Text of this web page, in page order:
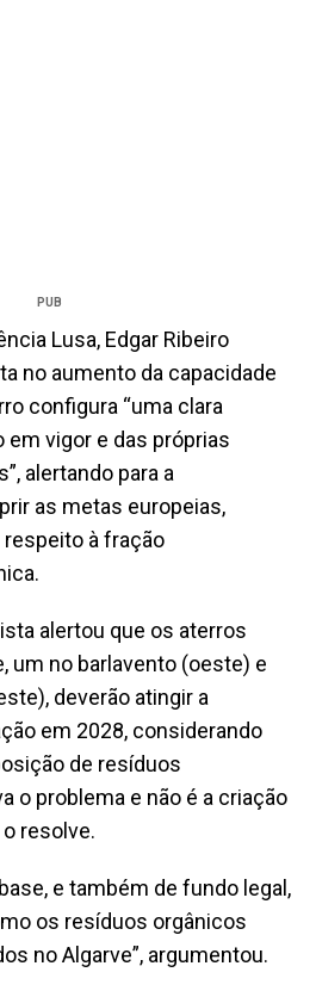
PUB
Lusa, Edgar Ribeiro
no aumento da capacidade
configura “uma clara
em vigor e das próprias
alertando para a
as metas europeias,
à fração
alertou que os aterros
um no barlavento (oeste) e
deverão atingir a
em 2028, considerando
de resíduos
o problema e não é a criação
resolve.
e também de fundo legal,
os resíduos orgânicos
no Algarve”, argumentou.